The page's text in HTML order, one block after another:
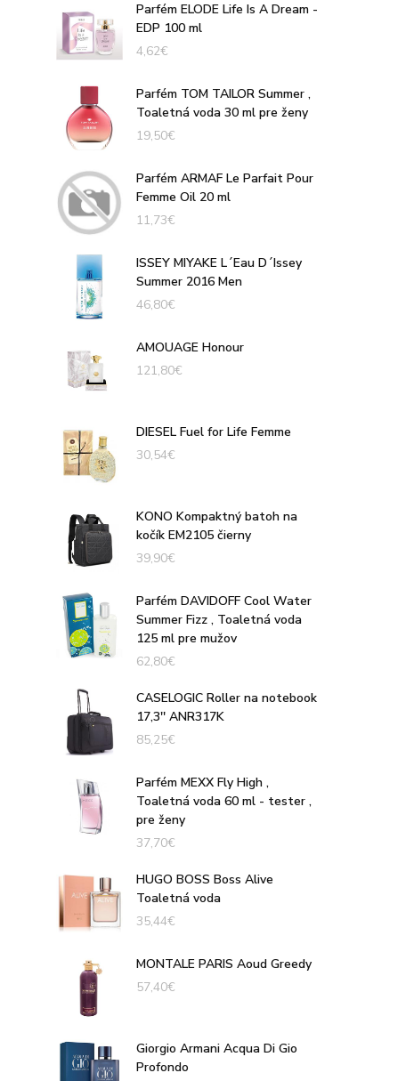
Parfém ELODE Life Is A Dream -
EDP 100 ml
4,62€
Parfém TOM TAILOR Summer ,
Toaletná voda 30 ml pre ženy
19,50€
Parfém ARMAF Le Parfait Pour
Femme Oil 20 ml
11,73€
ISSEY MIYAKE L´Eau D´Issey
Summer 2016 Men
46,80€
AMOUAGE Honour
121,80€
DIESEL Fuel for Life Femme
30,54€
KONO Kompaktný batoh na
kočík EM2105 čierny
39,90€
Parfém DAVIDOFF Cool Water
Summer Fizz , Toaletná voda
125 ml pre mužov
62,80€
CASELOGIC Roller na notebook
17,3'' ANR317K
85,25€
Parfém MEXX Fly High ,
Toaletná voda 60 ml - tester ,
pre ženy
37,70€
HUGO BOSS Boss Alive
Toaletná voda
35,44€
MONTALE PARIS Aoud Greedy
57,40€
Giorgio Armani Acqua Di Gio
Profondo